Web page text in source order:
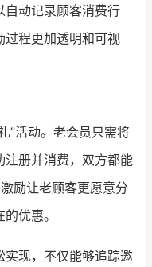
自动记录顾客消费行
过程更加透明和可视
”活动。老会员只需将
注册并消费，双方都能
励让老顾客更愿意分
优惠。
实现，不仅能够追踪邀